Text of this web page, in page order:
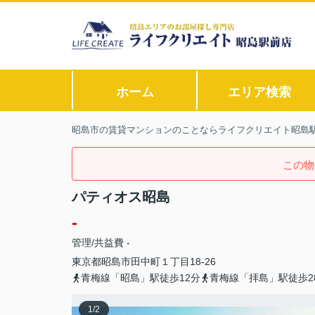
ホーム エリア検索
昭島市の賃貸マンションのことならライフクリエイト昭島
この
パティオス昭島
-
管理/共益費 -
東京都昭島市田中町 １丁目18-26
青梅線「昭島」駅徒歩12分
青梅線「拝島」駅徒歩
1/2